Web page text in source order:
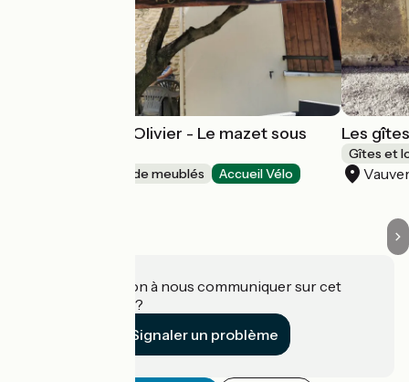
Les gîtes sous l'Olivier - Le mazet sous
Gîtes et locations de meublés Accueil Vélo
Les
Gîtes et
Une information à nous communiquer sur cet
établissement ?
Signaler un problème